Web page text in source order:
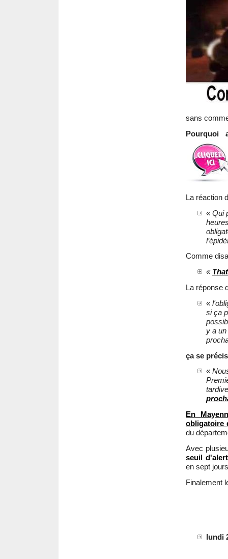
sans
Pourquoi
La réaction
« Qui
Comme
«
La réponse
«
si ça
y a
ça se
«
En
obligatoire
du
Avec
seuil
en sept
Finalement
lundi